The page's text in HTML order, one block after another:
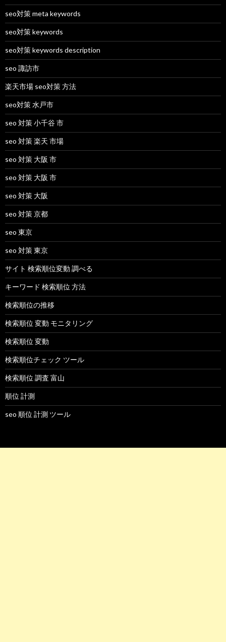
seo対策 meta keywords
seo対策 keywords
seo対策 keywords description
seo 諏訪市
楽天市場 seo対策 方法
seo対策 水戸市
seo 対策 小千谷 市
seo 対策 楽天 市場
seo 対策 大阪 市
seo 対策 大阪 市
seo 対策 大阪
seo 対策 京都
seo 東京
seo 対策 東京
サイト 検索順位変動 調べる
キーワード 検索順位 方法
検索順位の推移
検索順位 変動 モニタリング
検索順位 変動
検索順位チェック ツール
検索順位 調査 富山
順位 計測
seo 順位 計測 ツール